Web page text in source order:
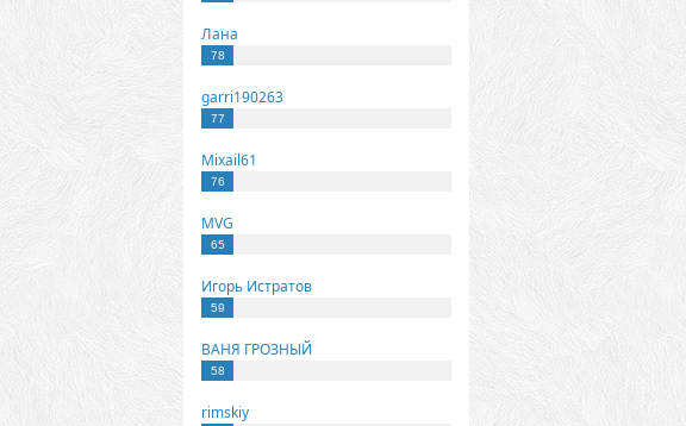
Лана
78
garri190263
77
Mixail61
76
MVG
65
Игорь Истратов
59
ВАНЯ ГРОЗНЫЙ
58
rimskiy